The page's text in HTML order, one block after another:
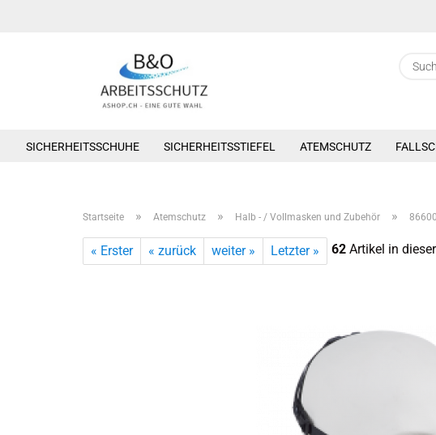
SICHERHEITSSCHUHE SICHERHEITSSTIEFEL ATEMSCHUTZ
Startseite » Atemschutz » Halb - / Vollmasken und Zubehör »
« Erster « zurück weiter » Letzter » 62 Artikel in